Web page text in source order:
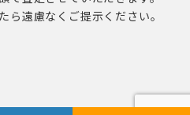
ら遠慮なくご提示ください。